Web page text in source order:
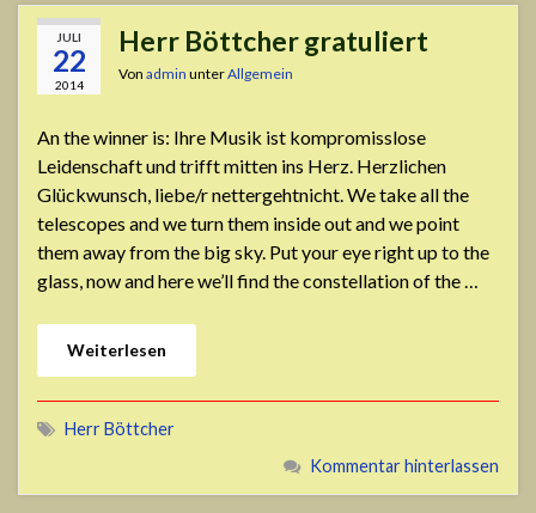
JULI
22
2014
Herr Böttcher gratuliert
Von admin unterAllgemein
An the winner is: Ihre Musik ist kompromisslose
Leidenschaft und trifft mitten ins Herz. Herzlichen
Glückwunsch, liebe/r nettergehtnicht. We take all the
telescopes and we turn them inside out and we point
them away from the big sky. Put your eye right up to the
glass, now and here we’ll find the constellation of the …
Weiterlesen
Herr Böttcher
Kommentar hinterlassen